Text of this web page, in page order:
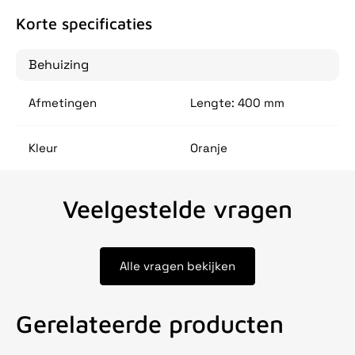
Korte specificaties
Behuizing
Afmetingen Lengte: 400 mm
Kleur Oranje
Veelgestelde vragen
Alle vragen bekijken
Gerelateerde producten